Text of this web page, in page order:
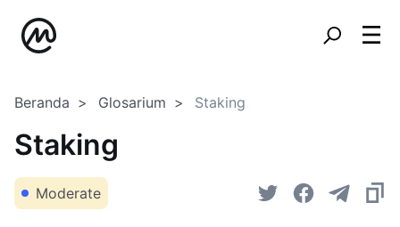
Beranda Glosarium Staking
Staking
Moderate